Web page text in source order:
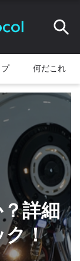
何だこれ
詳細
ク！